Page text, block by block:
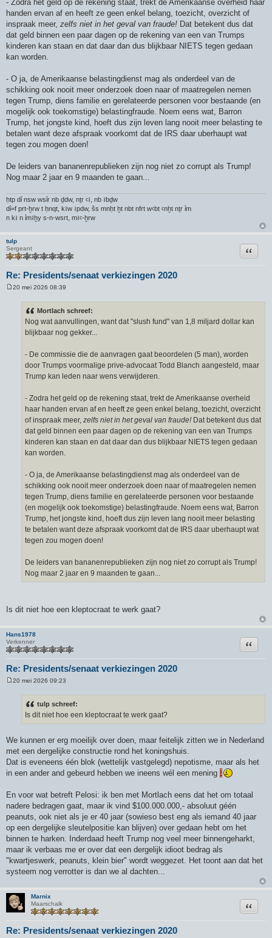
- Zodra het geld op de rekening staat, trekt de Amerikaanse overheid haar
handen ervan af en heeft ze geen enkel belang, toezicht, overzicht of
inspraak meer, zelfs niet in het geval van fraude! Dat betekent dus dat
dat geld binnen een paar dagen op de rekening van een van Trumps
kinderen kan staan en dat daar dan dus blijkbaar NIETS tegen gedaan
kan worden.
- O ja, de Amerikaanse belastingdienst mag als onderdeel van de
schikking ook nooit meer onderzoek doen naar of maatregelen nemen
tegen Trump, diens familie en gerelateerde personen voor bestaande (en
mogelijk ook toekomstige) belastingfraude. Noem eens wat, Barron
Trump, het jongste kind, hoeft dus zijn leven lang nooit meer belasting te
betalen want deze afspraak voorkomt dat de IRS daar uberhaupt wat
tegen zou mogen doen!
De leiders van bananenrepublieken zijn nog niet zo corrupt als Trump!
Nog maar 2 jaar en 9 maanden te gaan...
ḥtp dỉ nsw wsỉr nb ḏdw, nṯr ꜥꜣ, nb ꜣbḏw
dỉ=f prt-ḫrw t ḥnqt, kꜣw ꜣpdw, šs mnḥt ḫt nbt nfrt wꜥbt ꜥnḫt nṯr ỉm
n kꜣ n ỉmꜣḫy s-n-wsrt, mꜣꜥ-ḫrw
tulp
Sergeant
Re: Presidents/senaat verkiezingen 2020
Citeer
20 mei 2026 08:39
Mortlach schreef:
Nog wat aanvullingen, want dat "slush fund" van 1,8 miljard dollar kan
blijkbaar nog gekker...
- De commissie die de aanvragen gaat beoordelen (5 man), worden
door Trumps voormalige prive-advocaat Todd Blanch aangesteld, maar
Trump kan leden naar wens verwijderen.
- Zodra het geld op de rekening staat, trekt de Amerikaanse overheid
haar handen ervan af en heeft ze geen enkel belang, toezicht, overzicht
of inspraak meer, zelfs niet in het geval van fraude! Dat betekent dus dat
dat geld binnen een paar dagen op de rekening van een van Trumps
kinderen kan staan en dat daar dan dus blijkbaar NIETS tegen gedaan
kan worden.
- O ja, de Amerikaanse belastingdienst mag als onderdeel van de
schikking ook nooit meer onderzoek doen naar of maatregelen nemen
tegen Trump, diens familie en gerelateerde personen voor bestaande
(en mogelijk ook toekomstige) belastingfraude. Noem eens wat, Barron
Trump, het jongste kind, hoeft dus zijn leven lang nooit meer belasting
te betalen want deze afspraak voorkomt dat de IRS daar uberhaupt wat
tegen zou mogen doen!
De leiders van bananenrepublieken zijn nog niet zo corrupt als Trump!
Nog maar 2 jaar en 9 maanden te gaan...
Is dit niet hoe een kleptocraat te werk gaat?
Hans1978
Verkenner
Re: Presidents/senaat verkiezingen 2020
Citeer
20 mei 2026 09:23
tulp schreef:
Is dit niet hoe een kleptocraat te werk gaat?
We kunnen er erg moeilijk over doen, maar feitelijk zitten we in Nederland
met een dergelijke constructie rond het koningshuis.
Dat is eveneens één blok (wettelijk vastgelegd) nepotisme, maar als het
in een ander and gebeurd hebben we ineens wél een mening
En voor wat betreft Pelosi: ik ben met Mortlach eens dat het om totaal
nadere bedragen gaat, maar ik vind $100.000.000,- absoluut géén
peanuts, ook niet als je er 40 jaar (sowieso best eng als iemand 40 jaar
op een dergelijke sleutelpositie kan blijven) over gedaan hebt om het
binnen te harken. Inderdaad heeft Trump nog veel meer binnengeharkt,
maar ik verbaas me er over dat een dergelijk idioot bedrag als
"kwartjeswerk, peanuts, klein bier" wordt weggezet. Het toont aan dat het
systeem nog verrotter is dan we al dachten...
Marnix
Maarschalk
Re: Presidents/senaat verkiezingen 2020
Citeer